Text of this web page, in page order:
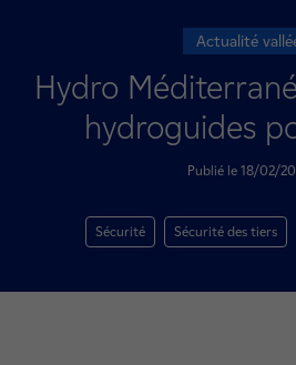
Actualité
Hydro
hydroguides
Publié le 18/02/
Sécurité Sécurité des tiers